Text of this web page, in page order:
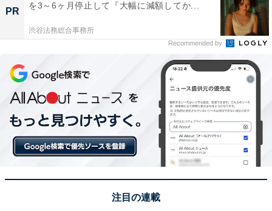
「iPhone 15」（仮称）はどうなる？
2023年もAppleはアメリカ時間の9月12日午前10時から
スペシャルオンラインイベント「Wonderlust」を開催予
定としていますので、おそらくそこで新しいiPhoneを発
Wonder awaits. September 12.
PR
を3～6ヶ月停止して『大幅に減額してか...
渋谷法務総合事務所
Recommended by
注目の連載